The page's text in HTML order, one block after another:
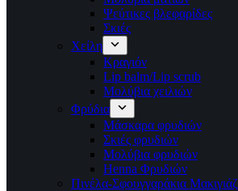
Ψεύτικες βλεφαρίδες
Σκιές
Χείλη
Κραγιόν
Lip balm/Lip scrub
Μολύβια χειλιών
Φρύδια
Μάσκαρα φρυδιών
Σκιές φρυδιών
Μολύβια φρυδιών
Henna Φρυδιών
Πινέλα-Σφουγγαράκια Μακιγιάζ